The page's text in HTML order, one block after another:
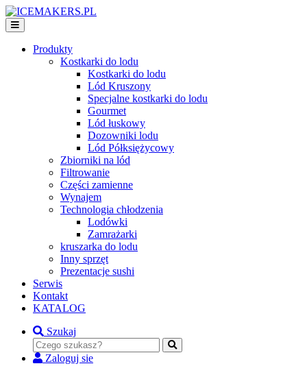
Produkty
Kostkarki do lodu
Kostkarki do lodu
Lód Kruszony
Specjalne kostkarki do lodu
Gourmet
Lód łuskowy
Dozowniki lodu
Lód Półksiężycowy
Zbiorniki na lód
Filtrowanie
Części zamienne
Wynajem
Technologia chłodzenia
Lodówki
Zamrażarki
kruszarka do lodu
Inny sprzęt
Prezentacje sushi
Serwis
Kontakt
KATALOG
Szukaj
Zaloguj sie